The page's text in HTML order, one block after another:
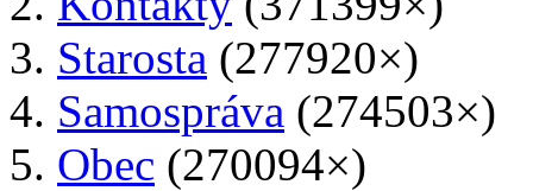
Starosta (277920×)
Samospráva (274503×)
Obec (270094×)